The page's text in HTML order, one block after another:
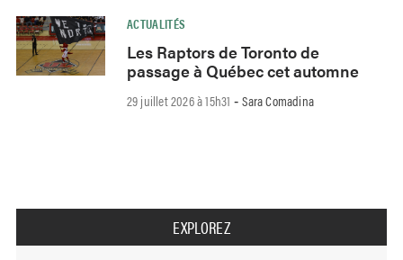
ACTUALITÉS
Les Raptors de Toronto de
passage à Québec cet automne
29 juillet 2026 à 15h31 -Sara Comadina
EXPLOREZ